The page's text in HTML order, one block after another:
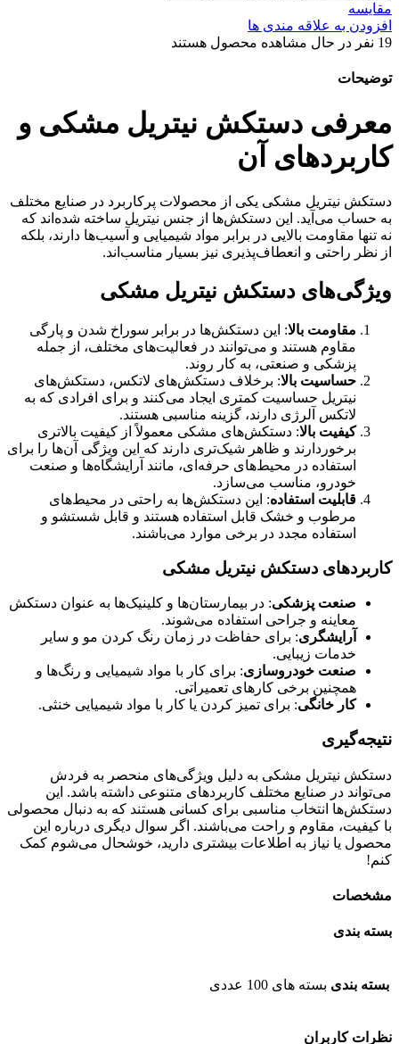
مقایسه
افزودن به علاقه مندی ها
19 نفر در حال مشاهده محصول هستند
توضیحات
معرفی دستکش نیتریل مشکی و
کاربردهای آن
دستکش نیتریل مشکی یکی از محصولات پرکاربرد در صنایع مختلف
به حساب می‌آید. این دستکش‌ها از جنس نیتریل ساخته شده‌اند که
نه تنها مقاومت بالایی در برابر مواد شیمیایی و آسیب‌ها دارند، بلکه
از نظر راحتی و انعطاف‌پذیری نیز بسیار مناسب‌اند.
ویژگی‌های دستکش نیتریل مشکی
مقاومت بالا: این دستکش‌ها در برابر سوراخ شدن و پارگی
مقاوم هستند و می‌توانند در فعالیت‌های مختلف، از جمله
پزشکی و صنعتی، به کار روند.
حساسیت بالا: برخلاف دستکش‌های لاتکس، دستکش‌های
نیتریل حساسیت کمتری ایجاد می‌کنند و برای افرادی که به
لاتکس آلرژی دارند، گزینه‌ مناسبی هستند.
کیفیت بالا: دستکش‌های مشکی معمولاً از کیفیت بالاتری
برخوردارند و ظاهر شیک‌تری دارند که این ویژگی آن‌ها را برای
استفاده در محیط‌های حرفه‌ای، مانند آرایشگاه‌ها و صنعت
خودرو، مناسب می‌سازد.
قابلیت استفاده: این دستکش‌ها به راحتی در محیط‌های
مرطوب و خشک قابل استفاده هستند و قابل شستشو و
استفاده مجدد در برخی موارد می‌باشند.
کاربردهای دستکش نیتریل مشکی
صنعت پزشکی: در بیمارستان‌ها و کلینیک‌ها به عنوان دستکش
معاینه و جراحی استفاده می‌شوند.
آرایشگری: برای حفاظت در زمان رنگ کردن مو و سایر
خدمات زیبایی.
صنعت خودروسازی: برای کار با مواد شیمیایی و رنگ‌ها و
همچنین برخی کارهای تعمیراتی.
کار خانگی: برای تمیز کردن یا کار با مواد شیمیایی خنثی.
نتیجه‌گیری
دستکش نیتریل مشکی به دلیل ویژگی‌های منحصر به فردش
می‌تواند در صنایع مختلف کاربردهای متنوعی داشته باشد. این
دستکش‌ها انتخاب مناسبی برای کسانی هستند که به دنبال محصولی
با کیفیت، مقاوم و راحت می‌باشند. اگر سوال دیگری درباره این
محصول یا نیاز به اطلاعات بیشتری دارید، خوشحال می‌شوم کمک
کنم!
مشخصات
بسته بندی
بسته بندی بسته های 100 عددی
نظرات کاربران